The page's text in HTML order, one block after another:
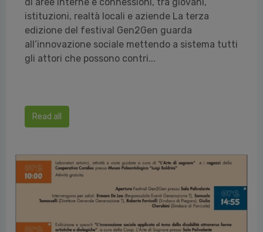
istituzioni, realtà locali e aziende La terza
edizione del festival Gen2Gen guarda
all’innovazione sociale mettendo a sistema tutti
gli attori che possono contri...
Read all